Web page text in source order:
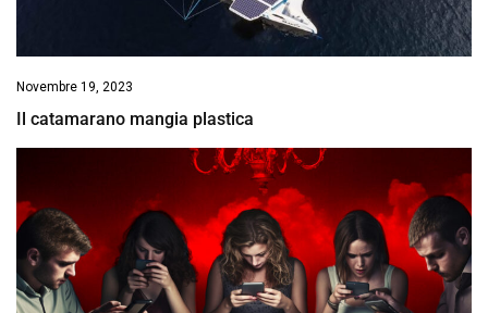
Novembre 19, 2023
Il catamarano mangia plastica